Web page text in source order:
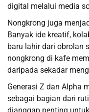
digital melalui media
Nongkrong juga
Banyak ide kreatif,
baru lahir dari obrolan
nongkrong di kafe
daripada sekadar
Generasi Z dan Alpha
sebagai bagian dari